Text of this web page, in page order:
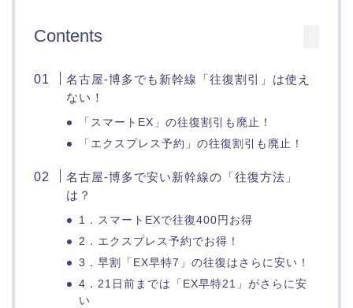
Contents
名古屋-博多でも新幹線「往復割引」は使え
ない！
「スマートEX」の往復割引も廃止！
「エクスプレス予約」の往復割引も廃止！
名古屋-博多で安い新幹線の「往復方法」
は？
1．スマートEXで往復400円お得
2．エクスプレス予約でお得！
3．早割「EX早特7」の往復はさらに安い！
4．21日前までは「EX早特21」がさらに安
い